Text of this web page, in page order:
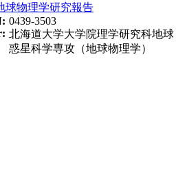
球物理学研究報告
0439-3503
北海道大学大学院理学研究科地球
惑星科学専攻（地球物理学）